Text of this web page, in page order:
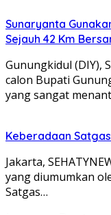
Sunaryanta
Sejauh 42 Km
Gunungkidul (DIY),
calon Bupati
yang sangat
Keberadaan
Jakarta,
yang diumumkan
Satgas…